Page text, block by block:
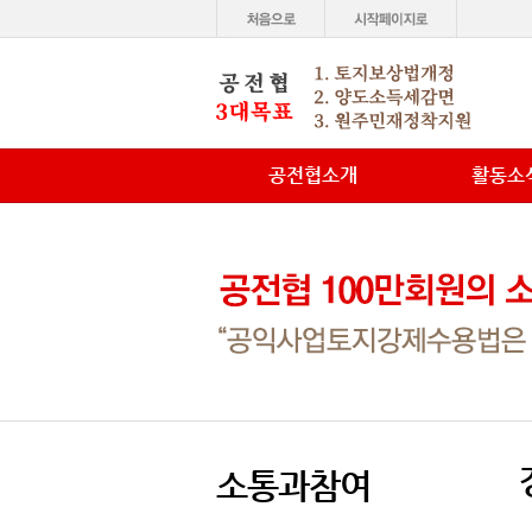
공전협소개 활동소
소통과참여